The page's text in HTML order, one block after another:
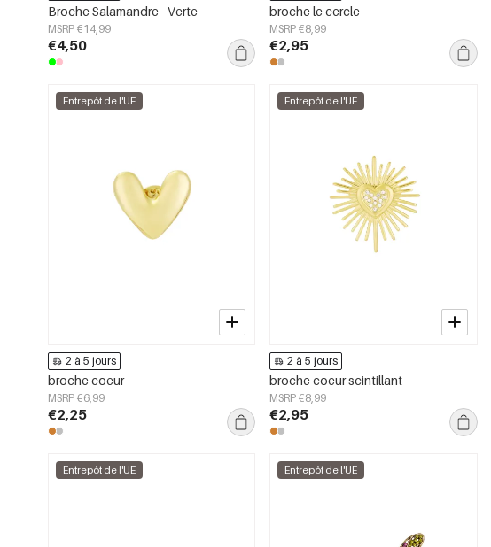
Broche Salamandre - Verte
MSRP €14,99
€4,50
broche le cercle
MSRP €8,99
€2,95
Entrepôt de l'UE
2 à 5 jours
broche coeur
MSRP €6,99
€2,25
Entrepôt de l'UE
2 à 5 jours
broche coeur scintillant
MSRP €8,99
€2,95
Entrepôt de l'UE Entrepôt de l'UE